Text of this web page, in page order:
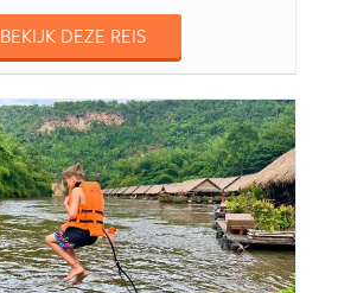
BEKIJK DEZE REIS